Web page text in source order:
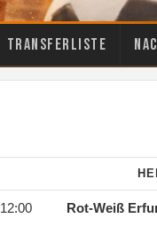
Transferliste
12:00 Rot-Weiß